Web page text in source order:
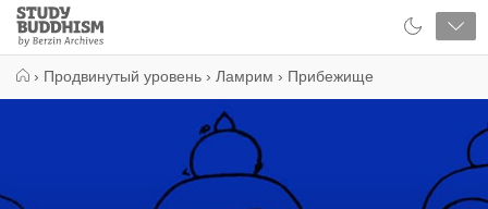
Close
Study
Buddhism
› Продвинутый уровень › Ламрим › Прибежище